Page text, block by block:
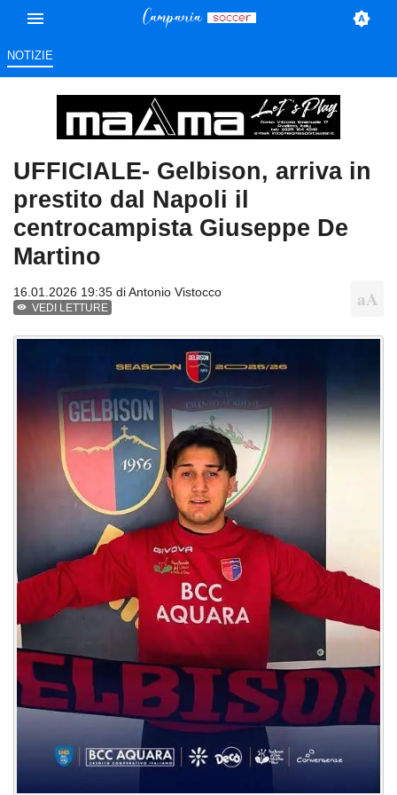
NOTIZIE
UFFICIALE- Gelbison, arriva in
prestito dal Napoli il
centrocampista Giuseppe De
Martino
16.01.2026 19:35 diAntonio Vistocco
VEDI LETTURE